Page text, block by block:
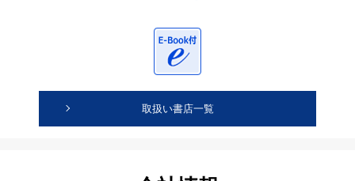
取扱い書店一覧